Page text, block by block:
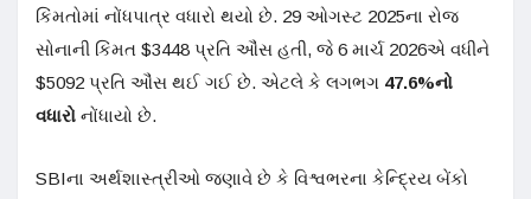
કિંમતોમાં નોંધપાત્ર વધારો થયો છે. 29 ઓગસ્ટ 2025ના રોજ
સોનાની કિંમત $3448 પ્રતિ ઔંસ હતી, જે 6 માર્ચ 2026એ વધીને
$5092 પ્રતિ ઔંસ થઈ ગઈ છે. એટલે કે લગભગ 47.6%નો
વધારો નોંધાયો છે.
SBIના અર્થશાસ્ત્રીઓ જણાવે છે કે વિશ્વભરના કેન્દ્રિય બેંકો